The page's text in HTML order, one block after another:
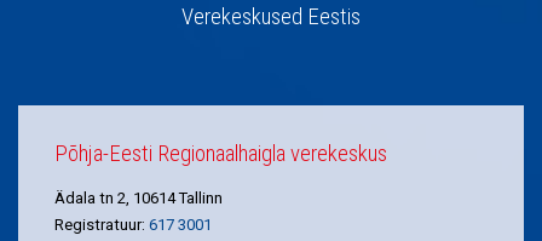
Verekeskused Eestis
Põhja-Eesti Regionaalhaigla verekeskus
Ädala tn 2, 10614 Tallinn
Registratuur: 617 3001